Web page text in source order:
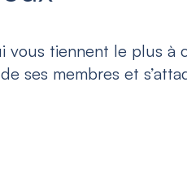
vous tiennent le plus à
ses membres et